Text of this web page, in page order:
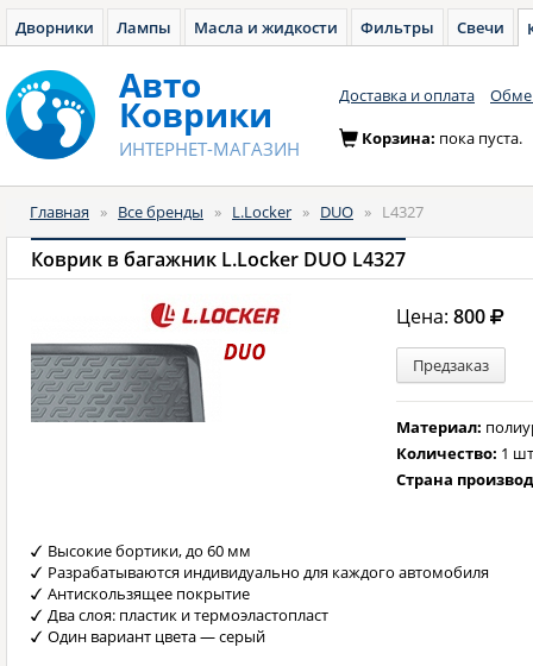
Дворники Лампы Масла и жидкости Фильтры Свечи
Авто
Коврики
ИНТЕРНЕТ-МАГАЗИН
Доставка и оплата
Корзина: пока пуста.
Главная » Все бренды » L.Locker » DUO » L4327
Коврик в багажник L.Locker DUO L4327
Цена:800
Предзаказ
Материал:
Количество: 1
Страна
Высокие бортики, до 60 мм
Разрабатываются индивидуально для каждого автомобиля
Антискользящее покрытие
Два слоя: пластик и термоэластопласт
Один вариант цвета — серый